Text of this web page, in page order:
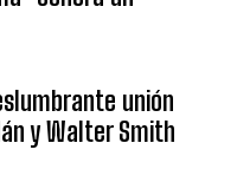
unión
y Walter Smith